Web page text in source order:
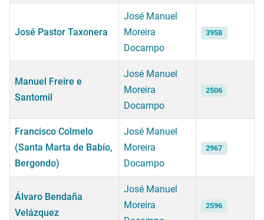
José Pastor Taxonera
José Manuel
Moreira
Docampo
3958
Manuel Freire e
Santomil
José Manuel
Moreira
Docampo
2506
Francisco Colmelo
(Santa Marta de Babío,
Bergondo)
José Manuel
Moreira
Docampo
2967
Álvaro Bendaña
Velázquez
José Manuel
Moreira
2596